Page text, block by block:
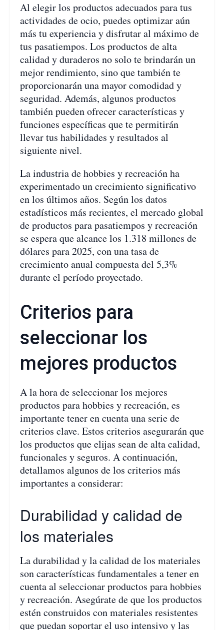
Al elegir los productos adecuados para tus
actividades de ocio, puedes optimizar aún
más tu experiencia y disfrutar al máximo de
tus pasatiempos. Los productos de alta
calidad y duraderos no solo te brindarán un
mejor rendimiento, sino que también te
proporcionarán una mayor comodidad y
seguridad. Además, algunos productos
también pueden ofrecer características y
funciones específicas que te permitirán
llevar tus habilidades y resultados al
siguiente nivel.
La industria de hobbies y recreación ha
experimentado un crecimiento significativo
en los últimos años. Según los datos
estadísticos más recientes, el mercado global
de productos para pasatiempos y recreación
se espera que alcance los 1.318 millones de
dólares para 2025, con una tasa de
crecimiento anual compuesta del 5,3%
durante el período proyectado.
Criterios para
seleccionar los
mejores productos
A la hora de seleccionar los mejores
productos para hobbies y recreación, es
importante tener en cuenta una serie de
criterios clave. Estos criterios asegurarán que
los productos que elijas sean de alta calidad,
funcionales y seguros. A continuación,
detallamos algunos de los criterios más
importantes a considerar:
Durabilidad y calidad de
los materiales
La durabilidad y la calidad de los materiales
son características fundamentales a tener en
cuenta al seleccionar productos para hobbies
y recreación. Asegúrate de que los productos
estén construidos con materiales resistentes
que puedan soportar el uso intensivo y las